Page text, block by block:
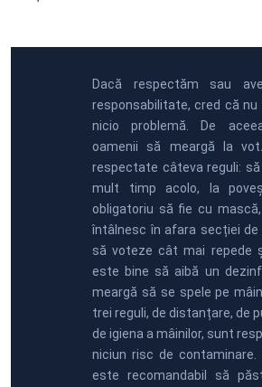
Dacă respectăm sau
responsabilitate, cred că
nicio problemă. De
oamenii să meargă la
respectate câteva reguli: să
mult timp acolo, la
obligatoriu să fie cu
întâlnesc în afara secției de
să voteze cât mai repede
este bine să aibă un
meargă să se spele pe
trei reguli, de distanțare, de
de igiena a mâinilor, sunt
niciun risc de contaminare.
este recomandabil să